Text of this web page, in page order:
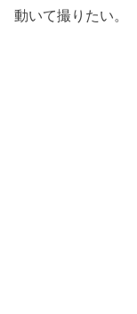
動いて撮りたい。